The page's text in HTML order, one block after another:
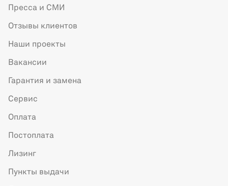
Пресса и СМИ
Отзывы клиентов
Наши проекты
Вакансии
Гарантия и замена
Сервис
Оплата
Постоплата
Лизинг
Пункты выдачи